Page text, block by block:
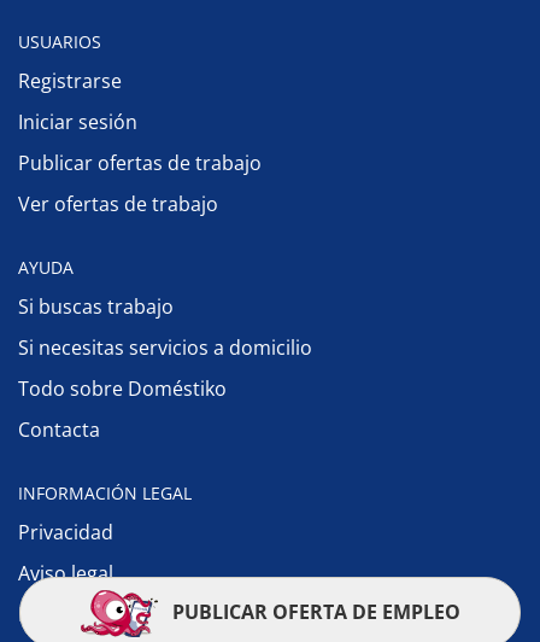
USUARIOS
Registrarse
Iniciar sesión
Publicar ofertas de trabajo
Ver ofertas de trabajo
AYUDA
Si buscas trabajo
Si necesitas servicios a domicilio
Todo sobre Doméstiko
Contacta
INFORMACIÓN LEGAL
Privacidad
Aviso legal
Política de cookiesPUBLICAR OFERTA DE EMPLEO